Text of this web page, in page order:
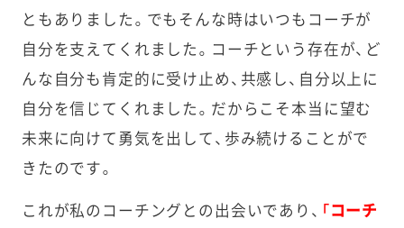
ともありました。でもそんな時はいつもコーチが
自分を支えてくれました。コーチという存在が、ど
んな自分も肯定的に受け止め、共感し、自分以上に
自分を信じてくれました。だからこそ本当に望む
未来に向けて勇気を出して、歩み続けることがで
きたのです。
これが私のコーチングとの出会いであり、 「コーチ